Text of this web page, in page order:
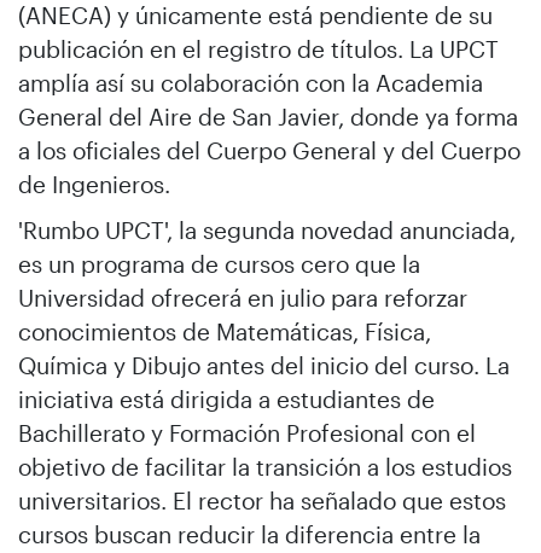
(ANECA) y únicamente está pendiente de su
publicación en el registro de títulos. La UPCT
amplía así su colaboración con la Academia
General del Aire de San Javier, donde ya forma
a los oficiales del Cuerpo General y del Cuerpo
de Ingenieros.
'Rumbo UPCT', la segunda novedad anunciada,
es un programa de cursos cero que la
Universidad ofrecerá en julio para reforzar
conocimientos de Matemáticas, Física,
Química y Dibujo antes del inicio del curso. La
iniciativa está dirigida a estudiantes de
Bachillerato y Formación Profesional con el
objetivo de facilitar la transición a los estudios
universitarios. El rector ha señalado que estos
cursos buscan reducir la diferencia entre la